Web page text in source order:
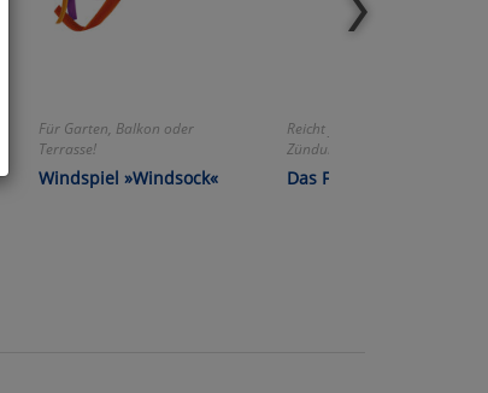
Für Garten, Balkon oder
Terrasse!
Windspiel »Windsock«
Reicht für Tausende von
Zündungen!
Das Feuereisen